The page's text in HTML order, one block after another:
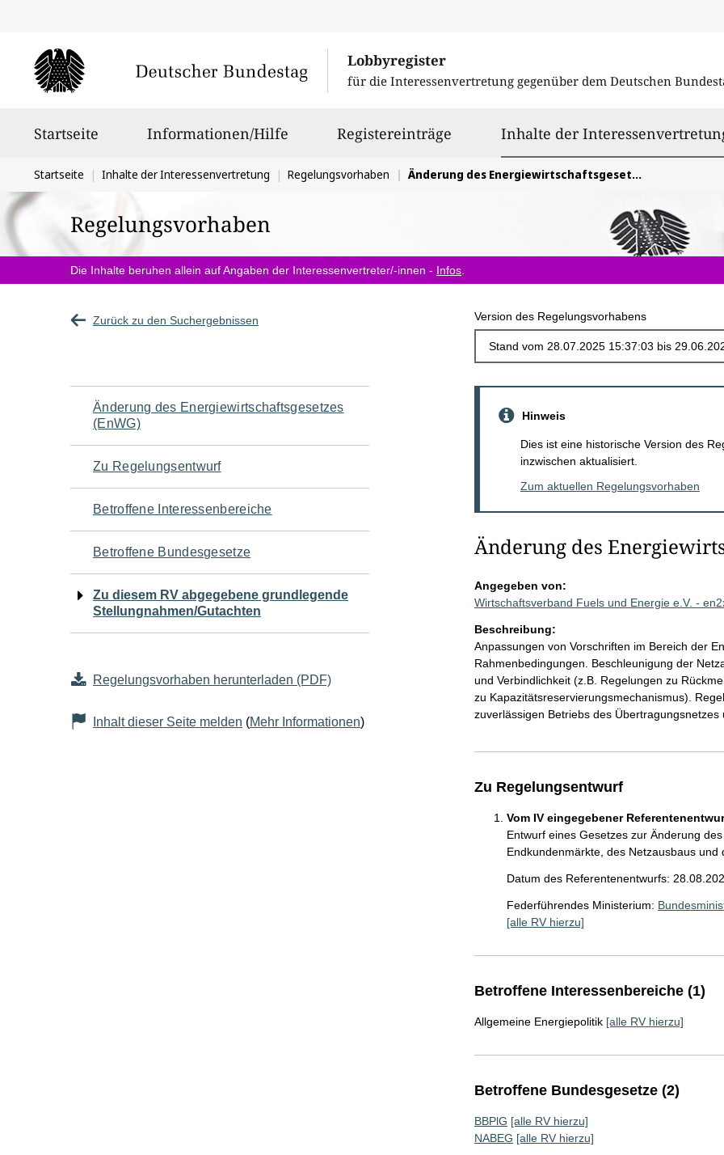
Lobbyregister
für die Interessenvertretung gegenüber dem Deutschen
Startseite Informationen/Hilfe Registereinträge Inhalte der
Sie
befinden
sich
hier:
Startseite Inhalte der Interessenvertretung Regelungsvorhaben Änderung des Energiewirtschaftsgesetzes (EnWG)
Regelungsvorhaben
Die Inhalte beruhen allein auf Angaben der Interessenvertreter/-innen - Infos
Zurück zu den Suchergebnissen Version des Regelungsvorhabens
Navigation
für
den
Seiteninhalt
Änderung des Energiewirtschaftsgesetzes
(EnWG)
Zu Regelungsentwurf
Betroffene Interessenbereiche
Betroffene Bundesgesetze
Zu diesem RV abgegebene grundlegende
Stellungnahmen/Gutachten
Regelungsvorhaben herunterladen (PDF)
Inhalt dieser Seite melden (Mehr Informationen)
Hinweis
Dies ist eine historische Version des
inzwischen aktualisiert.
Zum aktuellen Regelungsvorhaben
Änderung des
Angegeben von:
Wirtschaftsverband Fuels und Energie e.V. -
Beschreibung:
Anpassungen von Vorschriften im Bereich der
Rahmenbedingungen. Beschleunigung der
und Verbindlichkeit (z.B. Regelungen zu
zu Kapazitätsreservierungsmechanismus).
zuverlässigen Betriebs des
Zu Regelungsentwurf
Vom IV eingegebener
Entwurf eines Gesetzes zur Änderung
Endkundenmärkte, des Netzausbaus und
Datum des Referentenentwurfs:
Federführendes Ministerium:
[alle RV hierzu]
Betroffene Interessenbereiche (1)
Allgemeine Energiepolitik [alle RV hierzu]
Betroffene Bundesgesetze (2)
BBPlG [alle RV hierzu]
NABEG [alle RV hierzu]